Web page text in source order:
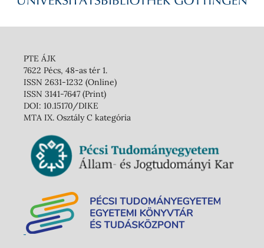
PTE ÁJK
7622 Pécs, 48-as tér 1.
ISSN 2631-1232 (Online)
ISSN 3141-7647 (Print)
DOI: 10.15170/DIKE
MTA IX. Osztály C kategória